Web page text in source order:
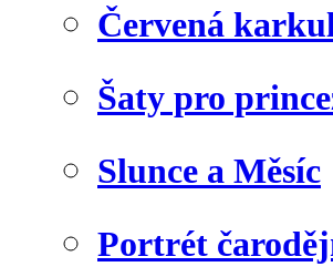
Červená
Šaty pro
Slunce a Měsíc
Portrét